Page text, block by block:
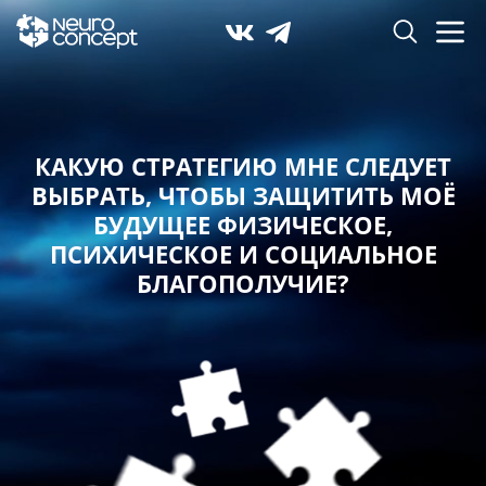
КАКУЮ СТРАТЕГИЮ МНЕ СЛЕДУЕТ
ВЫБРАТЬ,ЧТОБЫ ЗАЩИТИТЬ МОЁ
БУДУЩЕЕ ФИЗИЧЕСКОЕ,
ПСИХИЧЕСКОЕ И СОЦИАЛЬНОЕ
БЛАГОПОЛУЧИЕ?